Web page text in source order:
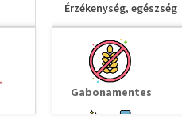
Érzékenység, egészség
Gabonamentes